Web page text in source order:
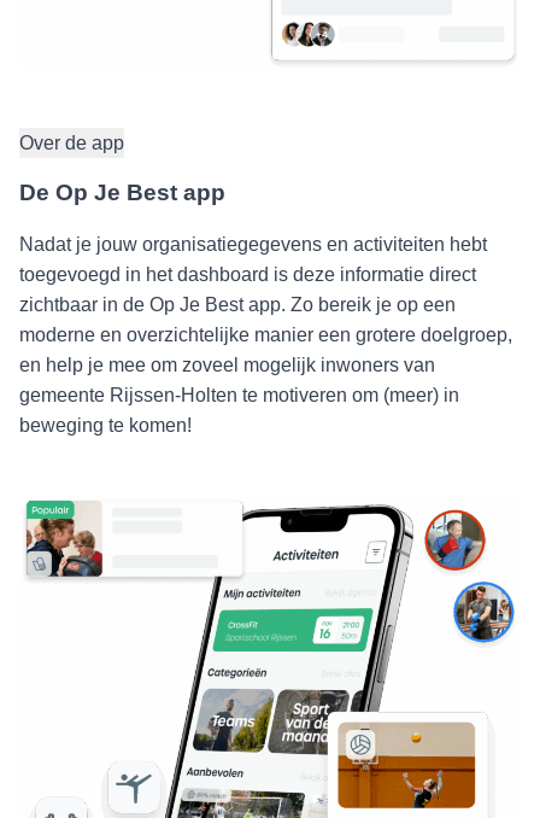
Over de app
De Op Je Best app
Nadat je jouw organisatiegegevens en activiteiten hebt
toegevoegd in het dashboard is deze informatie direct
zichtbaar in de Op Je Best app. Zo bereik je op een
moderne en overzichtelijke manier een grotere doelgroep,
en help je mee om zoveel mogelijk inwoners van
gemeente Rijssen-Holten te motiveren om (meer) in
beweging te komen!